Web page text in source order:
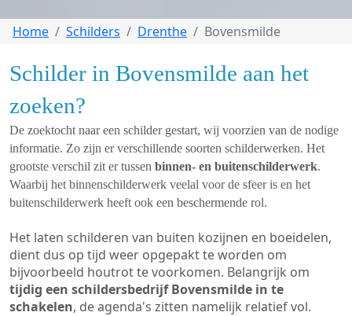
Home Schilders Drenthe Bovensmilde
Schilder in Bovensmilde aan het
zoeken?
De zoektocht naar een schilder gestart, wij voorzien van de nodige
informatie. Zo zijn er verschillende soorten schilderwerken. Het
grootste verschil zit er tussen binnen- en buitenschilderwerk.
Waarbij het binnenschilderwerk veelal voor de sfeer is en het
buitenschilderwerk heeft ook een beschermende rol.
Het laten schilderen van buiten kozijnen en boeidelen,
dient dus op tijd weer opgepakt te worden om
bijvoorbeeld houtrot te voorkomen. Belangrijk om
tijdig een schildersbedrijf Bovensmilde in te
schakelen, de agenda's zitten namelijk relatief vol.